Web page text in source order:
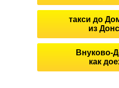
такси до
из
Внуково-
как